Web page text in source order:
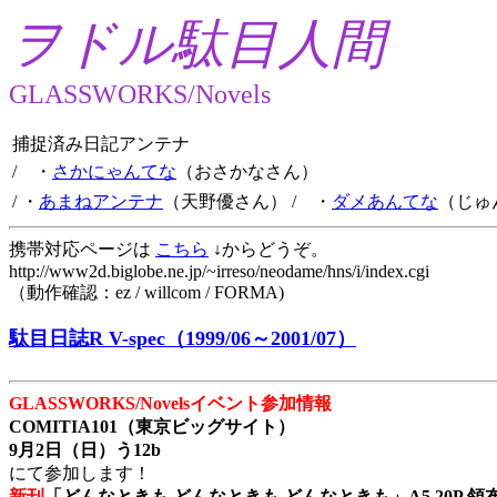
ヲドル駄目人間
GLASSWORKS/Novels
捕捉済み日記アンテナ
/ ・ さかにゃんてな （おさかなさん）
/ ・ あまねアンテナ （天野優さん） / ・ ダメあんてな （じ
携帯対応ページは こちら ↓からどうぞ。
http://www2d.biglobe.ne.jp/~irreso/neodame/hns/i/index.cgi
（動作確認：ez / willcom / FORMA)
駄目日誌R V-spec（1999/06～2001/07）
GLASSWORKS/Novelsイベント参加情報
COMITIA101（東京ビッグサイト）
9月2日（日）う12b
にて参加します！